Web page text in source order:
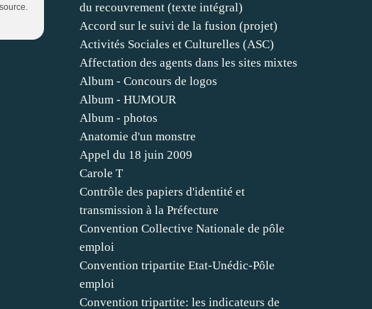
du recouvrement (texte intégral)
Accord sur le suivi de la fusion (projet)
Activités Sociales et Culturelles (ASC)
Affectation des agents dans les sites mixtes
Album - Concours de logos
Album - HUMOUR
Album - photos
Anatomie d'un monstre
Appel du 18 juin 2009
Carole T
Contrôle des papiers d'identité et
transmission à la Préfecture
Convention Collective Nationale de pôle
emploi
Convention tripartite Etat-Unédic-Pôle
emploi
Convention tripartite: les indicateurs de